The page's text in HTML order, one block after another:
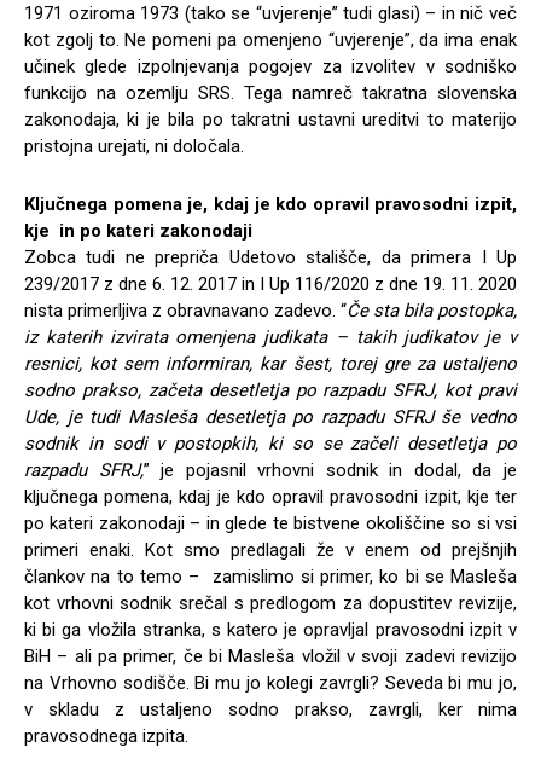
1971 oziroma 1973 (tako se “uvjerenje” tudi glasi) – in nič več
kot zgolj to. Ne pomeni pa omenjeno “uvjerenje”, da ima enak
učinek glede izpolnjevanja pogojev za izvolitev v sodniško
funkcijo na ozemlju SRS. Tega namreč takratna slovenska
zakonodaja, ki je bila po takratni ustavni ureditvi to materijo
pristojna urejati, ni določala.
Ključnega pomena je, kdaj je kdo opravil pravosodni izpit,
kje in po kateri zakonodaji
Zobca tudi ne prepriča Udetovo stališče, da primera I Up
239/2017 z dne 6. 12. 2017 in I Up 116/2020 z dne 19. 11. 2020
nista primerljiva z obravnavano zadevo. “Če sta bila postopka,
iz katerih izvirata omenjena judikata – takih judikatov je v
resnici, kot sem informiran, kar šest, torej gre za ustaljeno
sodno prakso, začeta desetletja po razpadu SFRJ, kot pravi
Ude, je tudi Masleša desetletja po razpadu SFRJ še vedno
sodnik in sodi v postopkih, ki so se začeli desetletja po
razpadu SFRJ,” je pojasnil vrhovni sodnik in dodal, da je
ključnega pomena, kdaj je kdo opravil pravosodni izpit, kje ter
po kateri zakonodaji – in glede te bistvene okoliščine so si vsi
primeri enaki. Kot smo predlagali že v enem od prejšnjih
člankov na to temo – zamislimo si primer, ko bi se Masleša
kot vrhovni sodnik srečal s predlogom za dopustitev revizije,
ki bi ga vložila stranka, s katero je opravljal pravosodni izpit v
BiH – ali pa primer, če bi Masleša vložil v svoji zadevi revizijo
na Vrhovno sodišče. Bi mu jo kolegi zavrgli? Seveda bi mu jo,
v skladu z ustaljeno sodno prakso, zavrgli, ker nima
pravosodnega izpita.